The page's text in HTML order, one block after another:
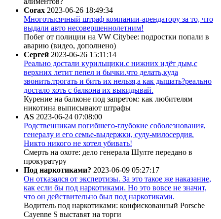
Corax 2023-06-26 18:49:34
Многотысячный штраф компании-арендатору за то, что
выдали авто несовершеннолетним!
Побег от полиции на VW Citybee: подростки попали в
аварию (видео, дополнено)
Сергей 2023-06-26 15:11:14
Реально достали курильщики.с нижних идёт дым,с
верхних летит пепел и бычки.что делать,куда
звонить.трогать и бить их нельзя,а как дышать?реально
достало хоть с балкона их выкидывай.
Курение на балконе под запретом: как любителям
никотина выписывают штрафы
AS 2023-06-24 07:08:00
Родственникам погибшего-глубокие соболезнования,
генералу и его семье-выдержки, суду-милосердия.
Никто никого не хотел убивать!
Смерть на охоте: дело генерала Шулте передано в
прокуратуру
Под наркотиками? 2023-06-09 05:27:17
Он отказался от экспертизы. За это такое же наказание,
как если бы под наркотиками. Но это вовсе не значит,
что он действительно был под наркотиками.
Водитель под наркотиками: конфискованный Porsche
Cayenne S выставят на торги